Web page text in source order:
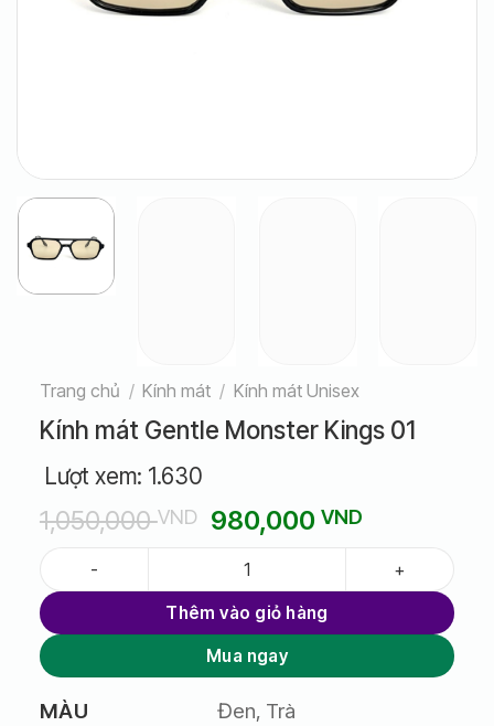
Trang chủ / Kính mát / Kính mát Unisex
Kính mát Gentle Monster Kings 01
Lượt xem: 1.630
1,050,000VND
Giá
1,050,000 VND.
980,000VND
là:
980,000
Kính mát Gentle Monster Kings 01 số lượng
Thêm vào giỏ hàng
Mua ngay
MÀU Đen, Trà